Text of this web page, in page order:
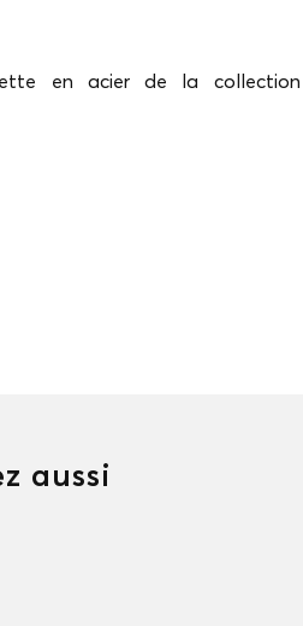
en acier de la collection
aussi